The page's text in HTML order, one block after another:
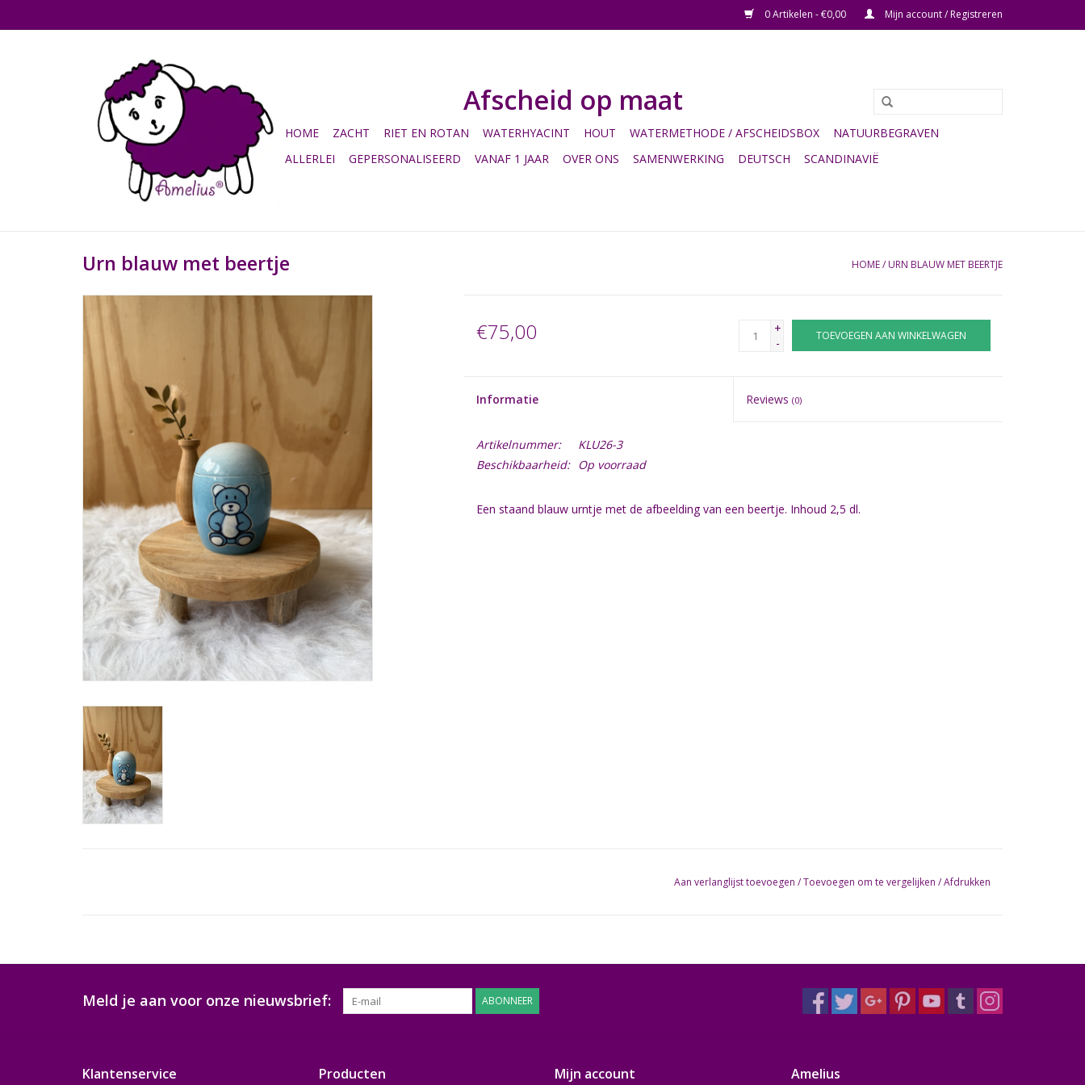
0 Artikelen - €0,00 Mijn account / Registreren
Afscheid op maat
HOME ZACHT RIET EN ROTAN WATERHYACINT HOUT WATERMETHODE / AFSCHEIDSBOX
NATUURBEGRAVEN
ALLERLEI
GEPERSONALISEERD VANAF 1 JAAR OVER ONS SAMENWERKING DEUTSCH SCANDINAVIË
Urn blauw met beertje HOME/ URN BLAUW MET BEERTJE
€75,00
+
-
TOEVOEGEN AAN WINKELWAGEN
Informatie Reviews(0)
Artikelnummer:
KLU26-3
Beschikbaarheid:
Op voorraad
Een staand blauw urntje met de afbeelding van een beertje. Inhoud 2,5 dl.
Aan verlanglijst toevoegen /Toevoegen om te vergelijken /Afdrukken
Meld je aan voor onze nieuwsbrief: ABONNEER
Klantenservice Producten Mijn account Amelius